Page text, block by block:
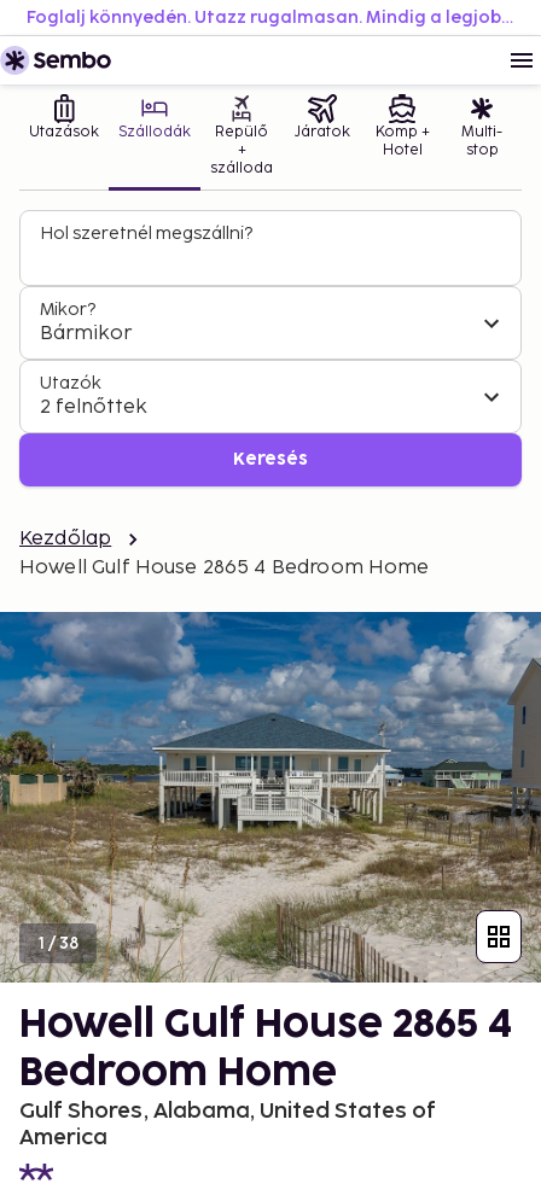
Foglalj könnyedén. Utazz rugalmasan. Mindig a legjobb áron.
Utazások Szállodák
Repülő
+
szálloda
Járatok
Komp +
Hotel
Multi-
stop
Hol szeretnél megszállni?
Mikor?
Bármikor
Utazók
2 felnőttek
Keresés
Kezdőlap
Howell Gulf House 2865 4 Bedroom Home
1/38
Howell Gulf House 2865 4
Bedroom Home
Gulf Shores, Alabama, United States of
America